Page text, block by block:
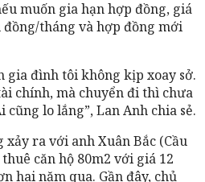
muốn gia hạn hợp đồng, giá
tháng và hợp đồng mới
gia đình tôi không kịp xoay sở.
chính, mà chuyển đi thì chưa
lo lắng”, Lan Anh chia sẻ.
ra với anh Xuân Bắc (Cầu
căn hộ 80m2 với giá 12
hai năm qua. Gần đây, chủ